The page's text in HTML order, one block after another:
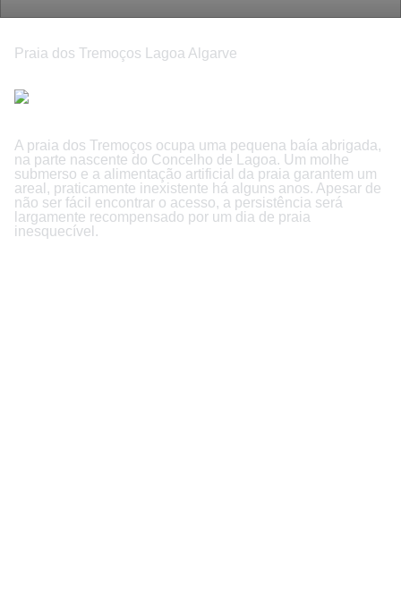
Praia dos Tremoços Lagoa Algarve
A praia dos Tremoços ocupa uma pequena baía abrigada,
na parte nascente do Concelho de Lagoa. Um molhe
submerso e a alimentação artificial da praia garantem um
areal, praticamente inexistente há alguns anos. Apesar de
não ser fácil encontrar o acesso, a persistência será
largamente recompensado por um dia de praia
inesquecível.